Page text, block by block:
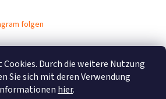
Cookies. Durch die weitere Nutzung
Sie sich mit deren Verwendung
hier.
folgen
Erstellt von Shoptet